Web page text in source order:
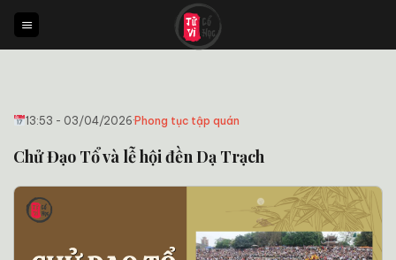
qua
nội
13:53 - 03/04/2026·Phong tục tập quán
Chử Đạo Tổ và lễ hội đền Dạ Trạch